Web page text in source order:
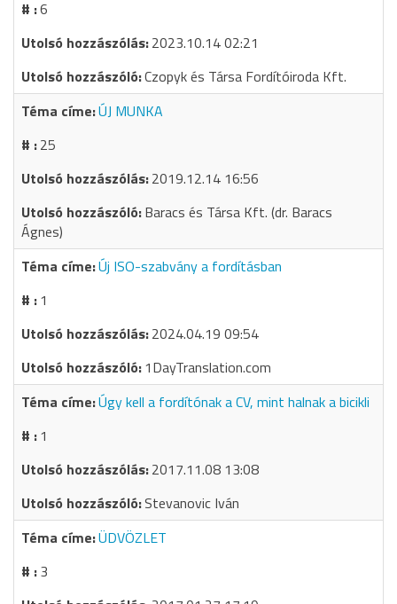
6
2023.10.14 02:21
Czopyk és Társa Fordítóiroda Kft.
ÚJ MUNKA
25
2019.12.14 16:56
Baracs és Társa Kft. (dr. Baracs
Ágnes)
Új ISO-szabvány a fordításban
1
2024.04.19 09:54
1DayTranslation.com
Úgy kell a fordítónak a CV, mint halnak a bicikli
1
2017.11.08 13:08
Stevanovic Iván
ÜDVÖZLET
3